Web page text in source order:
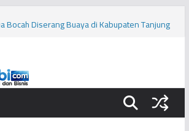
Bocah Diserang Buaya di Kabupaten Tanjung
Cabai, Jengkol Ternyata Ikut Pengaruhi
Siswa Sekolah Rakyat di Kota Jambi
PERUMDA Tirta Mayang Kurangi